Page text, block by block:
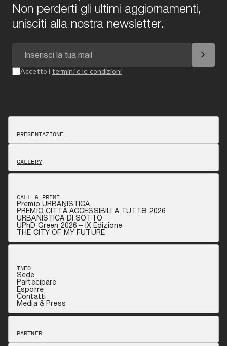
Non perderti gli ultimi aggiornamenti,
unisciti alla nostra newsletter.
chevron_right
Accetto i termini e le condizioni
PRESENTAZIONE
GALLERY
CALL & PREMI
Premio URBANISTICA
PREMIO CITTÀ ACCESSIBILI A TUTTƏ 2026
URBANISTICA DI SOTTO
UPhD Green 2026 – IX Edizione
THE CITY OF MY FUTURE
INFO
Sede
Partecipare
Esporre
Contatti
Media & Press
PARTNER